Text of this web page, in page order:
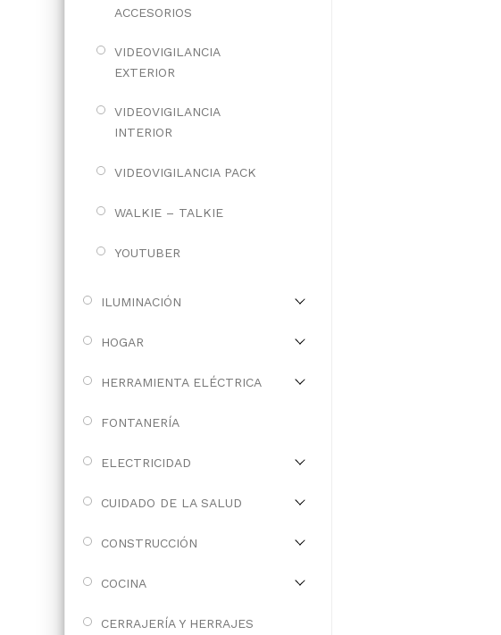
ACCESORIOS
VIDEOVIGILANCIA
EXTERIOR
VIDEOVIGILANCIA
INTERIOR
VIDEOVIGILANCIA PACK
WALKIE – TALKIE
YOUTUBER
ILUMINACIÓN
HOGAR
HERRAMIENTA ELÉCTRICA
FONTANERÍA
ELECTRICIDAD
CUIDADO DE LA SALUD
CONSTRUCCIÓN
COCINA
CERRAJERÍA Y HERRAJES